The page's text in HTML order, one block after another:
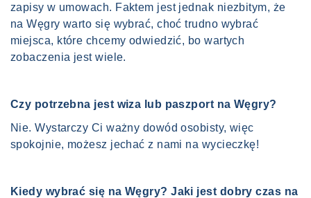
zapisy w umowach. Faktem jest jednak niezbitym, że
na Węgry warto się wybrać, choć trudno wybrać
miejsca, które chcemy odwiedzić, bo wartych
zobaczenia jest wiele.
Czy potrzebna jest wiza lub paszport na Węgry?
Nie. Wystarczy Ci ważny dowód osobisty, więc
spokojnie, możesz jechać z nami na wycieczkę!
Kiedy wybrać się na Węgry? Jaki jest dobry czas na